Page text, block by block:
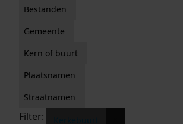
Bestanden
Gemeente
Kern of buurt
Plaatsnamen
Straatnamen
Filter: